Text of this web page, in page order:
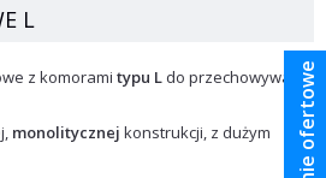
L
z komorami typu L do przechowywania
monolitycznej konstrukcji, z dużym